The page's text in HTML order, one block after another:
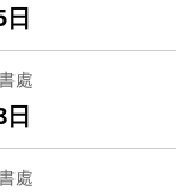
處
處